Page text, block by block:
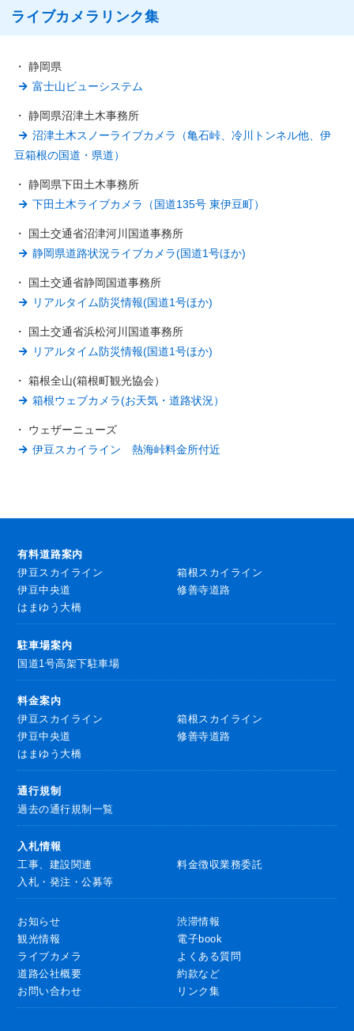
ライブカメラリンク集
・ 静岡県
富士山ビューシステム
・ 静岡県沼津土木事務所
沼津土木スノーライブカメラ（亀石峠、冷川トンネル他、伊
豆箱根の国道・県道）
・ 静岡県下田土木事務所
下田土木ライブカメラ（国道135号 東伊豆町）
・ 国土交通省沼津河川国道事務所
静岡県道路状況ライブカメラ(国道1号ほか)
・ 国土交通省静岡国道事務所
リアルタイム防災情報(国道1号ほか)
・ 国土交通省浜松河川国道事務所
リアルタイム防災情報(国道1号ほか)
・ 箱根全山(箱根町観光協会）
箱根ウェブカメラ(お天気・道路状況）
・ ウェザーニューズ
伊豆スカイライン 熱海峠料金所付近
有料道路案内
伊豆スカイライン
箱根スカイライン
伊豆中央道
修善寺道路
はまゆう大橋
駐車場案内
国道1号高架下駐車場
料金案内
伊豆スカイライン
箱根スカイライン
伊豆中央道
修善寺道路
はまゆう大橋
通行規制
過去の通行規制一覧
入札情報
工事、建設関連
料金徴収業務委託
入札・発注・公募等
お知らせ
渋滞情報
観光情報
電子book
ライブカメラ
よくある質問
道路公社概要
約款など
お問い合わせ
リンク集